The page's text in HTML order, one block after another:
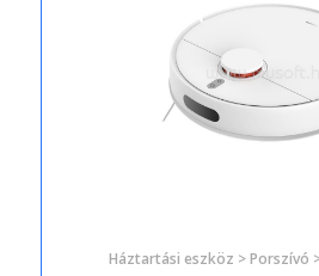
Háztartási eszköz > Porszívó